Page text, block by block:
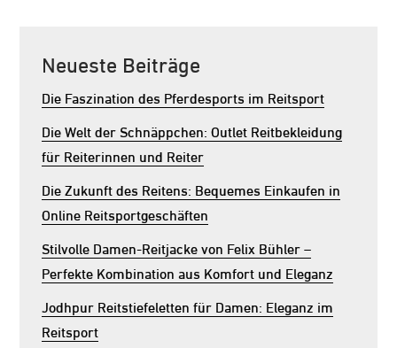
Neueste Beiträge
Die Faszination des Pferdesports im Reitsport
Die Welt der Schnäppchen: Outlet Reitbekleidung
für Reiterinnen und Reiter
Die Zukunft des Reitens: Bequemes Einkaufen in
Online Reitsportgeschäften
Stilvolle Damen-Reitjacke von Felix Bühler –
Perfekte Kombination aus Komfort und Eleganz
Jodhpur Reitstiefeletten für Damen: Eleganz im
Reitsport